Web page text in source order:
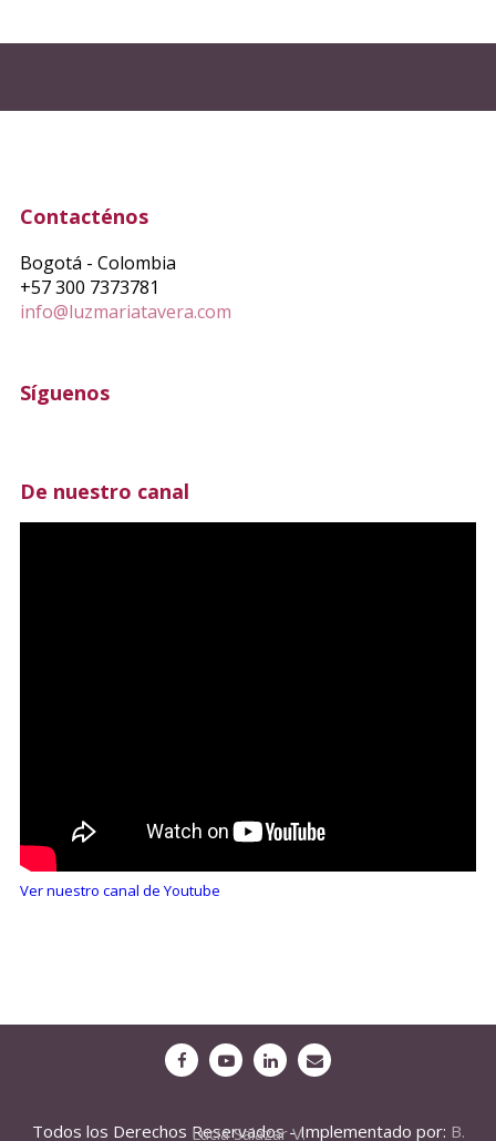
Contacténos
Bogotá - Colombia
+57 300 7373781
info@luzmariatavera.com
Síguenos
De nuestro canal
Ver nuestro canal de Youtube
Todos los Derechos Reservados - Implementado por:
B. Lucia Salazar V.